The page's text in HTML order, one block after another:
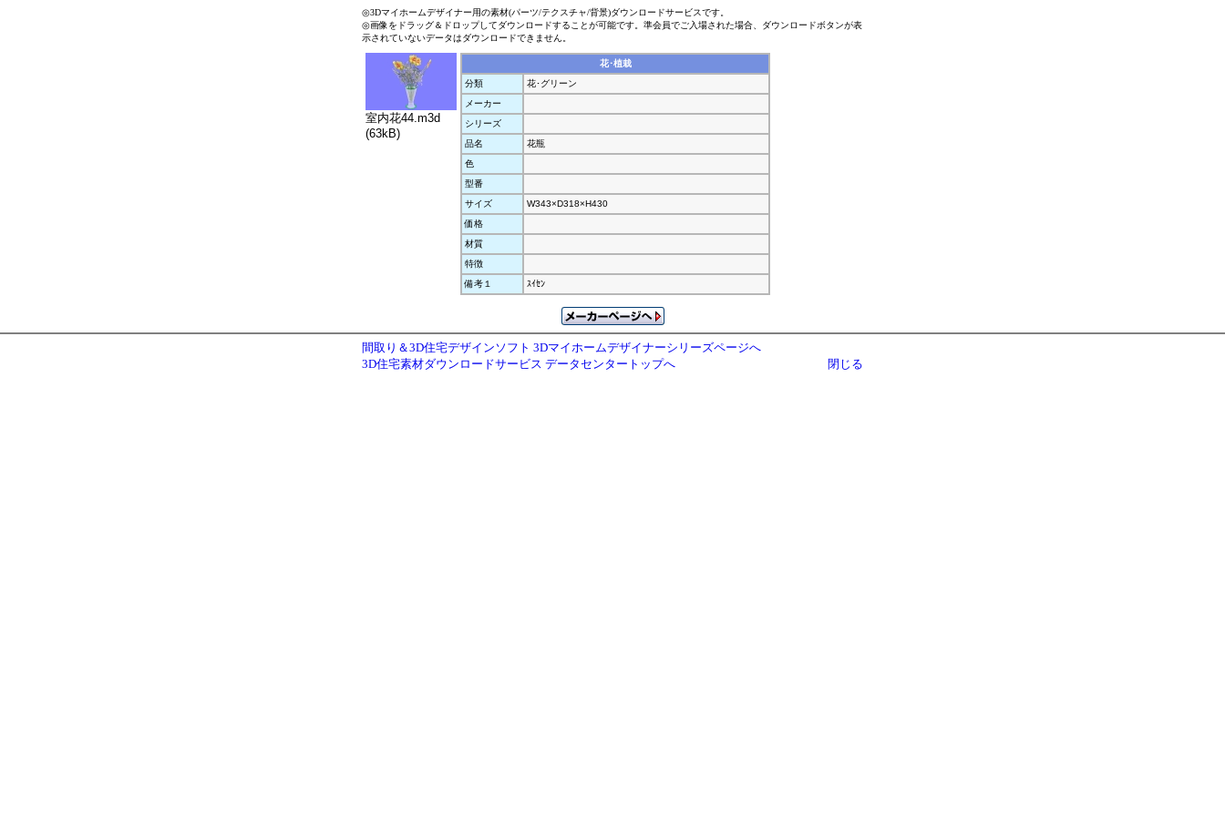
◎3Dマイホームデザイナー用の素材(パーツ/テクスチャ/背景)ダウンロードサービスです。
◎画像をドラッグ＆ドロップしてダウンロードすることが可能です。準会員でご入場された場合、ダウンロードボタンが表
示されていないデータはダウンロードできません。
室内花44.m3d
(63kB)
花･植栽
分類
花･グリーン
メーカー
シリーズ
品名
花瓶
色
型番
サイズ
W343×D318×H430
価格
材質
特徴
備考１
ｽｲｾﾝ
間取り＆3D住宅デザインソフト 3Dマイホームデザイナーシリーズページへ
3D住宅素材ダウンロードサービス データセンタートップへ
閉じる